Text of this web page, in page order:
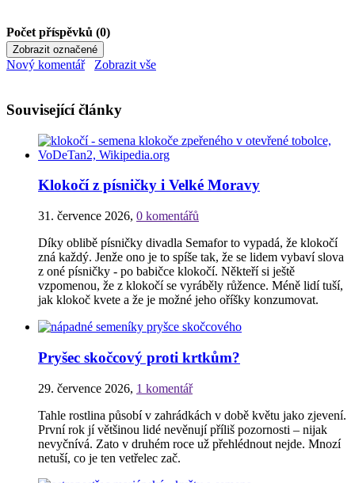
Počet příspěvků (0)
Nový komentář Zobrazit vše
Související články
Klokočí z písničky i Velké Moravy
31. července 2026, 0 komentářů
Díky oblibě písničky divadla Semafor to vypadá, že klokočí
zná každý. Jenže ono je to spíše tak, že se lidem vybaví slova
z oné písničky - po babičce klokočí. Někteří si ještě
vzpomenou, že z klokočí se vyráběly růžence. Méně lidí tuší,
jak klokoč kvete a že je možné jeho oříšky konzumovat.
Pryšec skočcový proti krtkům?
29. července 2026, 1 komentář
Tahle rostlina působí v zahrádkách v době květu jako zjevení.
První rok jí většinou lidé nevěnují příliš pozornosti – nijak
nevyčnívá. Zato v druhém roce už přehlédnout nejde. Mnozí
netuší, co je ten vetřelec zač.